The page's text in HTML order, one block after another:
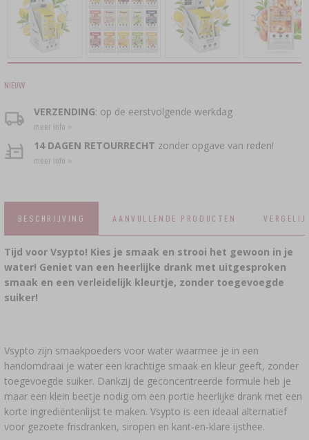
TAARTDECORATIE EN BAKBENODIGDHEDEN ›
ACCESSOIRES VOOR HET PEKELEN
VLEESHULZENAPPLICATOR, KLEMRINGTANG
DRADEN, TOUWEN, NETTEN
PEKELS, MARINADES EN KRUIDEN ›
BACTERIECULTUREN
ROOKAROMA
WIJNPERSEN
METERS EN INDICATOREN
FLESSEN ›
REKKEN
AROMATISERING ›
LITERATUUR
BACTERIECULTUREN
YOGHURTMAKERS
KRUIDEN
KROONKURKEN
FLESSENCAPPERS
FLESSEN
BIERANALYSE
FLESSEN
SNELKOOKPANNEN
TRECHTERS
SCHROEFDOPPEN
VATEN EN KARAFFEN
DISTILLEERGIST
AANVULLENDE STOFFEN
ETIKETTEN
ALCOHOLANALYSE
GIETIJZEREN KOOKGEREI
VUURKORVEN
VACUÜMVERPAKKING
OPSLAG ›
HUISHOUDELIJKE GADGETS
AUTO EN MOTOR
NIEUW
VERZENDING: op de eerstvolgende werkdag
meer info »
14 DAGEN RETOURRECHT zonder opgave van reden!
meer info »
BESCHRIJVING AANVULLENDE PRODUCTEN
Tijd voor Vsypto! Kies je smaak en strooi het gewoon in je
water! Geniet van een heerlijke drank met uitgesproken
smaak en een verleidelijk kleurtje, zonder toegevoegde
suiker!
Vsypto zijn smaakpoeders voor water waarmee je in een
handomdraai je water een krachtige smaak en kleur geeft, zonder
toegevoegde suiker. Dankzij de geconcentreerde formule heb je
maar een klein beetje nodig om een portie heerlijke drank met een
korte ingrediëntenlijst te maken. Vsypto is een ideaal alternatief
voor gezoete frisdranken, siropen en kant‑en‑klare ijsthee.